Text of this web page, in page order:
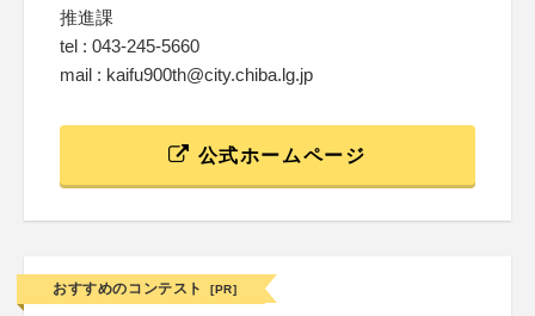
推進課
tel : 043-245-5660
mail : kaifu900th@city.chiba.lg.jp
公式ホームページ
おすすめのコンテスト [PR]